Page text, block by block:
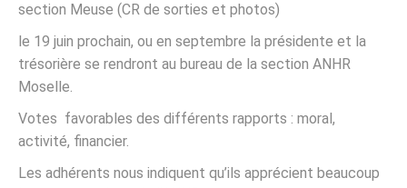
section Meuse (CR de sorties et photos)
le 19 juin prochain, ou en septembre la présidente et la
trésorière se rendront au bureau de la section ANHR
Moselle.
Votes favorables des différents rapports : moral,
activité, financier.
Les adhérents nous indiquent qu’ils apprécient beaucoup